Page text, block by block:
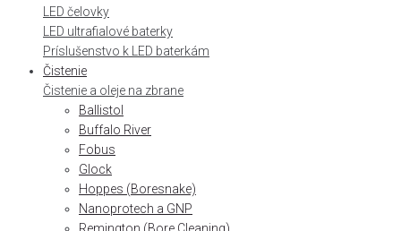
LED čelovky
LED ultrafialové baterky
Príslušenstvo k LED baterkám
Čistenie
Čistenie a oleje na zbrane
Ballistol
Buffalo River
Fobus
Glock
Hoppes (Boresnake)
Nanoprotech a GNP